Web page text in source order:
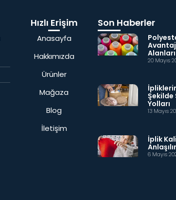
Hızlı Erişim
Anasayfa
Hakkımızda
Ürünler
Mağaza
Blog
İletişim
Son Haberler
Alanları
20 Mayıs
Şekilde
Yolları
13 Mayıs
İplik
6 Mayıs